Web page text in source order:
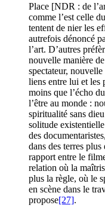
Place [NDR : de
comme l’est celle
tentent de nier les
autrefois dénoncé
l’art. D’autres
nouvelle manière
spectateur,
liens entre lui et les
moins que l’écho
l’être au monde :
spiritualité sans
solitude
des
dans des terres
rapport entre le
relation où la
plus la règle, où le
en scène dans le
propose[27].